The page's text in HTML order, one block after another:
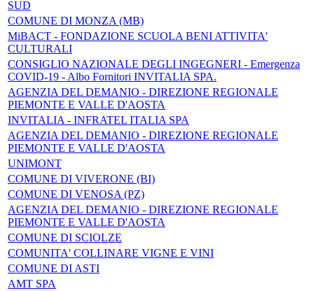
SUD
COMUNE DI MONZA (MB)
MiBACT - FONDAZIONE SCUOLA BENI ATTIVITA'
CULTURALI
CONSIGLIO NAZIONALE DEGLI INGEGNERI - Emergenza
COVID-19 - Albo Fornitori INVITALIA SPA.
AGENZIA DEL DEMANIO - DIREZIONE REGIONALE
PIEMONTE E VALLE D'AOSTA
INVITALIA - INFRATEL ITALIA SPA
AGENZIA DEL DEMANIO - DIREZIONE REGIONALE
PIEMONTE E VALLE D'AOSTA
UNIMONT
COMUNE DI VIVERONE (BI)
COMUNE DI VENOSA (PZ)
AGENZIA DEL DEMANIO - DIREZIONE REGIONALE
PIEMONTE E VALLE D'AOSTA
COMUNE DI SCIOLZE
COMUNITA' COLLINARE VIGNE E VINI
COMUNE DI ASTI
AMT SPA